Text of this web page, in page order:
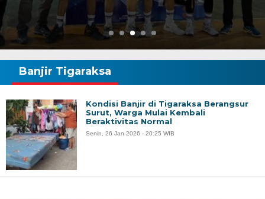
Banjir Tigaraksa
Kondisi Banjir di Tigaraksa Berangsur
Surut, Warga Mulai Kembali
Beraktivitas Normal
Senin, 26 Jan 2026 - 20:25 WIB